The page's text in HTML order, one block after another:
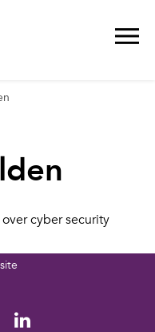
cyber security